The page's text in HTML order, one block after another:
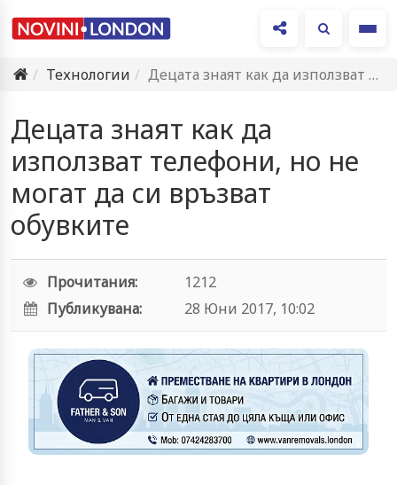
Технологии
Децата знаят как да използват телефони, но не могат да…
Децата знаят как да
използват телефони, но не
могат да си връзват
обувките
Прочитания:
1212
Публикувана:
28 Юни 2017, 10:02